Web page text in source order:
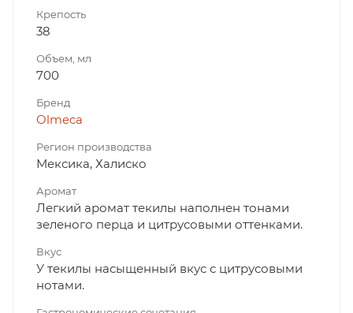
Крепость
38
Объем, мл
700
Бренд
Olmeca
Регион производства
Мексика, Халиско
Аромат
Легкий аромат текилы наполнен тонами
зеленого перца и цитрусовыми оттенками.
Вкус
У текилы насыщенный вкус с цитрусовыми
нотами.